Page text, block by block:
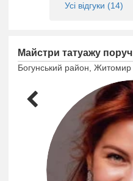
Усі відгуки (14)
Майстри татуажу поруч
Богунський район, Житомир